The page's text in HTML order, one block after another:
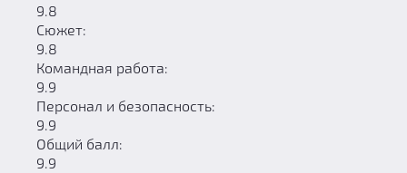
9.8
Сюжет:
9.8
Командная работа:
9.9
Персонал и безопасность:
9.9
Общий балл:
9.9